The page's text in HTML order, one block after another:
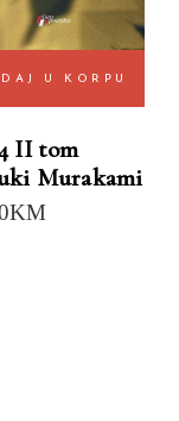
U KORPU
II tom
Murakami
KM